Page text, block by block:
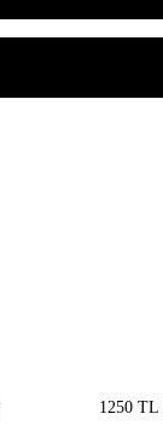
1250 TL